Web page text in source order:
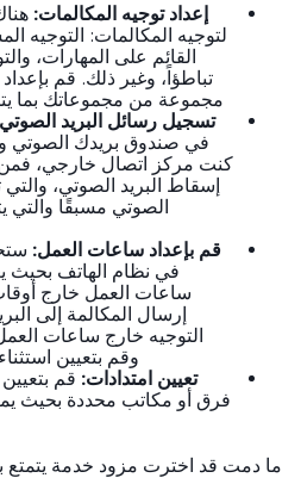
إعداد توجيه المكالمات:هناك
لتوجيه المكالمات: التوجيه
القائم على المهارات، والتوجيه
تباطؤاً، وغير ذلك. قم بإعداد
مجموعة من مجموعاتك بما يتماشى
تسجيل رسائل البريد الصوتي
في صندوق بريدك الصوتي
كنت مركز اتصال خارجي، فمن
إسقاط البريد الصوتي، والتي
الصوتي مسبقًا والتي يتم
قم بإعداد ساعات العمل:ستحتاج
في نظام الهاتف بحيث
ساعات العمل خارج أوقات
إرسال المكالمة إلى
التوجيه خارج ساعات العمل
وقم بتعيين
تعيين امتدادات:قم بتعيين
فرق أو مكاتب محددة بحيث يمكن
دمت قد اخترت مزود خدمة يتمتع